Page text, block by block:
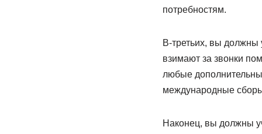
потребностям.
В-третьих, вы должны
взимают за звонки
любые
международные
Наконец, вы должны